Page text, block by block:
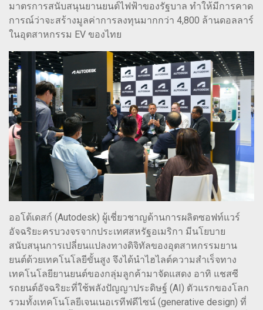
มาตรการสนับสนุนยานยนต์ไฟฟ้าของรัฐบาล ทำให้มีการคาด
การณ์ว่าจะสร้างมูลค่าการลงทุนมากกว่า 4,800 ล้านดอลลาร์
ในอุตสาหกรรม EV ของไทย
ออโต้เดสก์ (Autodesk) ผู้เชี่ยวชาญด้านการผลิตซอฟท์แวร์
อัจฉริยะครบวงจรจากประเทศสหรัฐอเมริกา มีนโยบาย
สนับสนุนการเปลี่ยนแปลงทางดิจิทัลของอุตสาหกรรมยาน
ยนต์ด้วยเทคโนโลยีขั้นสูง จึงได้นำไฮไลต์ความสำเร็จทาง
เทคโนโลยียานยนต์ของกลุ่มลูกค้ามาจัดแสดง อาทิ แชสซี
รถยนต์อัจฉริยะที่ใช้พลังปัญญาประดิษฐ์ (AI) ตัวแรกของโลก
รวมทั้งเทคโนโลยีเจนเนอเรทีฟดีไซน์ (generative design) ที่